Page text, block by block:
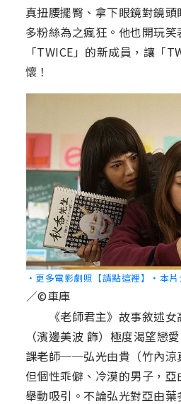
真扭腰擺臀、拿下眼鏡對鏡
多粉絲為之瘋狂。他也開玩笑
「TWICE」的新成員，讓「
懷！
‧更多電影劇照【請點這裡】 ‧本片
／©車庫
《老師君主》故事敘述女
（濱邊美波 飾）極度渴望戀
課老師──弘光由貴（竹內涼
但個性乖僻、冷漠的男子，
舉動吸引。不論弘光對亞由